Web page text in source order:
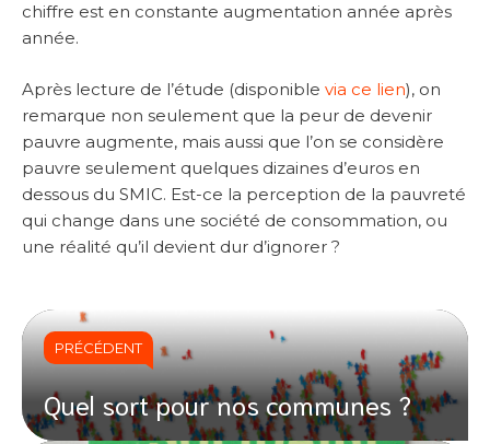
chiffre est en constante augmentation année après
année.
Après lecture de l’étude (disponible via ce lien), on
remarque non seulement que la peur de devenir
pauvre augmente, mais aussi que l’on se considère
pauvre seulement quelques dizaines d’euros en
dessous du SMIC. Est-ce la perception de la pauvreté
qui change dans une société de consommation, ou
une réalité qu’il devient dur d’ignorer ?
PRÉCÉDENT
Quel sort pour nos communes ?